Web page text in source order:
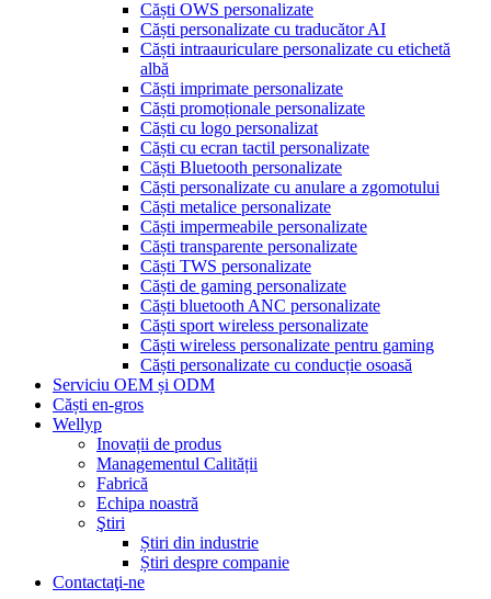
Căști OWS personalizate
Căști personalizate cu traducător AI
Căști intraauriculare personalizate cu etichetă
albă
Căști imprimate personalizate
Căști promoționale personalizate
Căști cu logo personalizat
Căști cu ecran tactil personalizate
Căști Bluetooth personalizate
Căști personalizate cu anulare a zgomotului
Căști metalice personalizate
Căști impermeabile personalizate
Căști transparente personalizate
Căști TWS personalizate
Căști de gaming personalizate
Căști bluetooth ANC personalizate
Căști sport wireless personalizate
Căști wireless personalizate pentru gaming
Căști personalizate cu conducție osoasă
Serviciu OEM și ODM
Căști en-gros
Wellyp
Inovații de produs
Managementul Calității
Fabrică
Echipa noastră
Ştiri
Știri din industrie
Știri despre companie
Contactaţi-ne